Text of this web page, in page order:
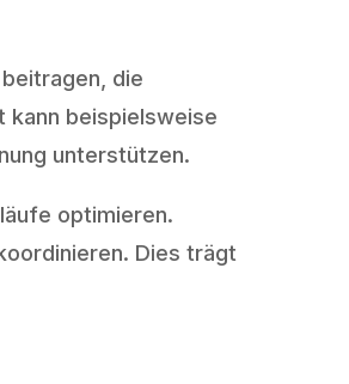
die
kann beispielsweise
unterstützen.
optimieren.
Dies trägt